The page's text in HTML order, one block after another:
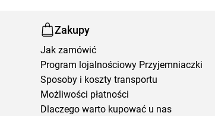
Zakupy
Jak zamówić
Program lojalnościowy Przyjemniaczki
Sposoby i koszty transportu
Możliwości płatności
Dlaczego warto kupować u nas